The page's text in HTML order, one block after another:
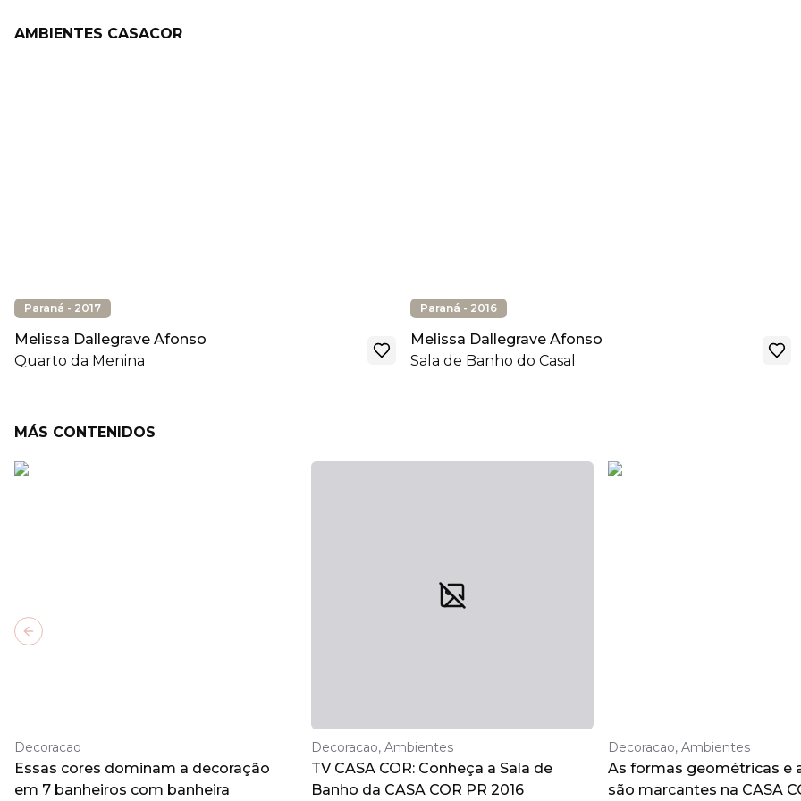
AMBIENTES CASACOR
Paraná - 2017
Melissa Dallegrave Afonso
Quarto da Menina
Paraná - 2016
Melissa Dallegrave Afonso
Sala de Banho do Casal
MÁS CONTENIDOS
Decoracao
Essas cores dominam a decoração
em 7 banheiros com banheira
Decoracao, Ambientes
TV CASA COR: Conheça a Sala de
Banho da CASA COR PR 2016
Decoracao, Ambientes
As formas geométricas e
são marcantes na CASA
Previous slide